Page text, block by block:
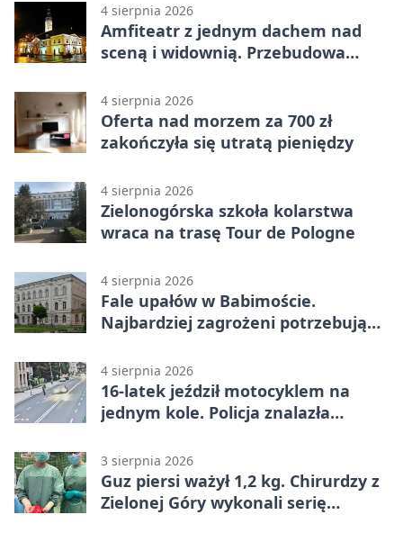
4 sierpnia 2026
Amfiteatr z jednym dachem nad
sceną i widownią. Przebudowa
4 sierpnia 2026
Oferta nad morzem za 700 zł
zakończyła się utratą pieniędzy
4 sierpnia 2026
Zielonogórska szkoła kolarstwa
wraca na trasę Tour de Pologne
4 sierpnia 2026
Fale upałów w Babimoście.
Najbardziej zagrożeni potrzebują
4 sierpnia 2026
16-latek jeździł motocyklem na
jednym kole. Policja znalazła
3 sierpnia 2026
Guz piersi ważył 1,2 kg. Chirurdzy z
Zielonej Góry wykonali serię